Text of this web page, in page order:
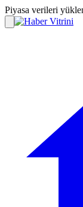
Piyasa verileri